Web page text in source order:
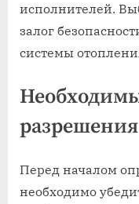
исполнителей.
залог
системы
разрешения
Перед началом
необходимо